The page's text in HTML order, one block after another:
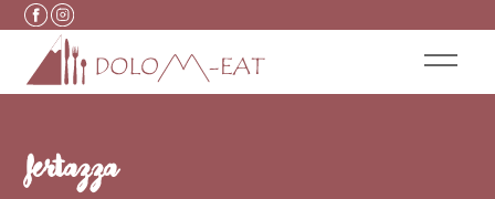
Vai al contenuto
fertazza